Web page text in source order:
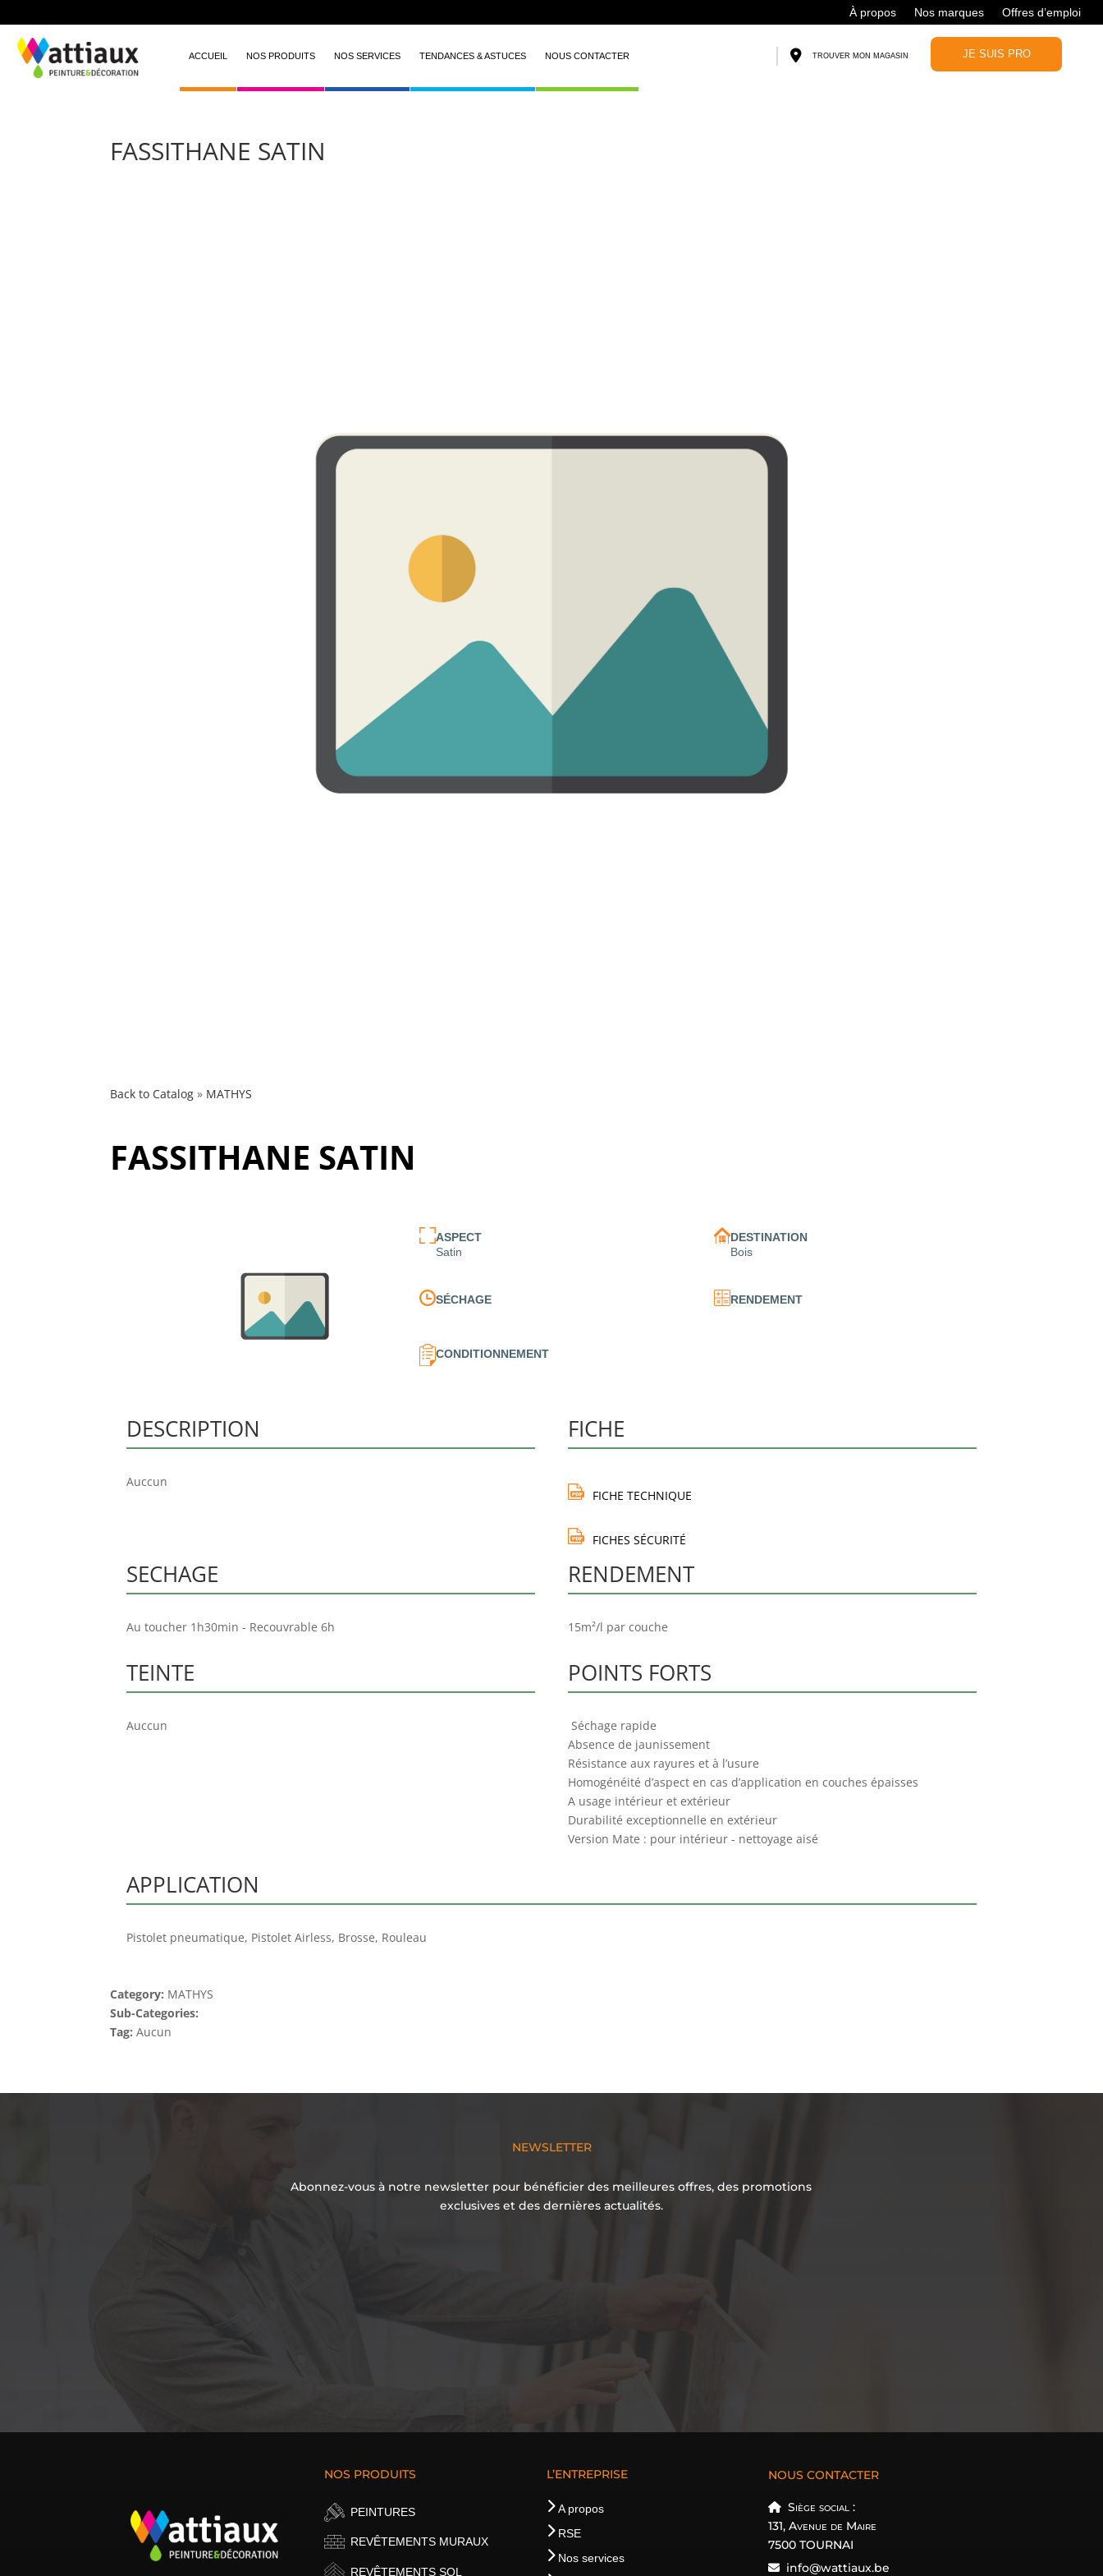
À propos Nos marques Offres d’emploi
ACCUEIL NOS PRODUITS NOS SERVICES TENDANCES & ASTUCES NOUS CONTACTER TROUVER MON MAGASIN JE SUIS PRO
FASSITHANE SATIN
Back to Catalog MATHYS
FASSITHANE SATIN
ASPECT
Satin
DESTINATION
Bois
SÉCHAGE RENDEMENT
CONDITIONNEMENT
DESCRIPTION
Auccun
FICHE
FICHE TECHNIQUE
FICHES SÉCURITÉ
SECHAGE
Au toucher 1h30min - Recouvrable 6h
RENDEMENT
15m²/l par couche
TEINTE
Auccun
POINTS FORTS
Séchage rapide
Absence de jaunissement
Résistance aux rayures et à l’usure
Homogénéité d’aspect en cas d’application en couches épaisses
A usage intérieur et extérieur
Durabilité exceptionnelle en extérieur
Version Mate : pour intérieur - nettoyage aisé
APPLICATION
Pistolet pneumatique, Pistolet Airless, Brosse, Rouleau
Category: MATHYS
Sub-Categories:
Tag:Aucun
NEWSLETTER
Abonnez-vous à notre newsletter pour bénéficier des meilleures offres, des promotions
exclusives et des dernières actualités.
NOS PRODUITS
PEINTURES
REVÊTEMENTS MURAUX
REVÊTEMENTS SOL
L’ENTREPRISE
A propos
RSE
Nos services
NOUS CONTACTER
Siège social :
131, Avenue de Maire
7500 TOURNAI
info@wattiaux.be